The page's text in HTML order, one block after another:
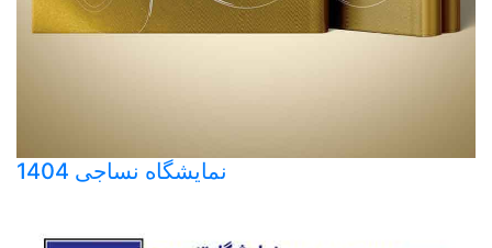
نمایشگاه نساجی 1404